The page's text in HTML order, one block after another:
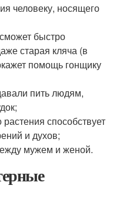
человеку, носящего
быстро
старая кляча (в
помощь гонщику
пить людям,
способствует
и духов;
мужем и женой.